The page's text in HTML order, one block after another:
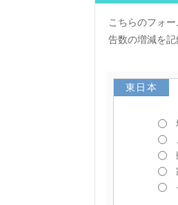
こちらのフォ
告数の増減を記
東日本